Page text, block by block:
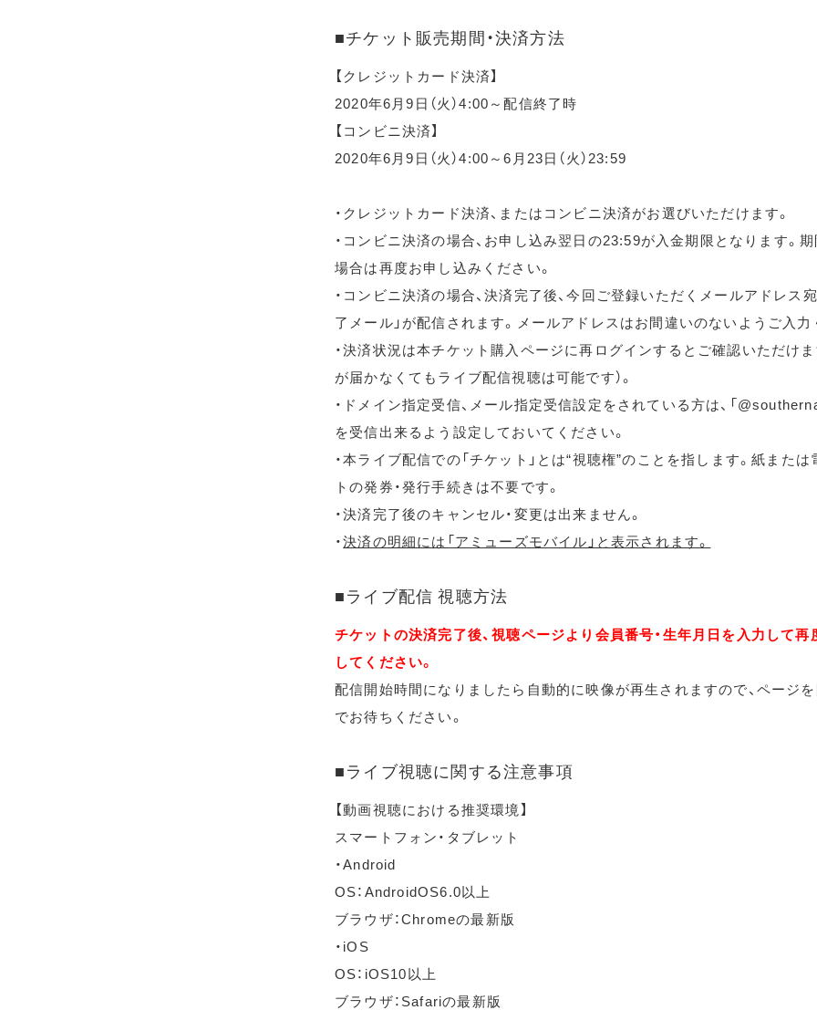
■チケット販売期間・決済方法
【クレジットカード決済】
2020年6月9日（火）4:00～配信終了時
【コンビニ決済】
2020年6月9日（火）4:00～6月23日（火）23:59
・クレジットカード決済、またはコンビニ決済がお選びいただけます。
・コンビニ決済の場合、お申し込み翌日の23:59が入金期限となります。
場合は再度お申し込みください。
・コンビニ決済の場合、決済完了後、今回ご登録いただくメールアドレス
了メール」が配信されます。メールアドレスはお間違いのないようご入力
・決済状況は本チケット購入ページに再ログインするとご確認いただけま
が届かなくてもライブ配信視聴は可能です）。
・ドメイン指定受信、メール指定受信設定をされている方は、「
を受信出来るよう設定しておいてください。
・本ライブ配信での「チケット」とは“視聴権”のことを指します。紙または
トの発券・発行手続きは不要です。
・決済完了後のキャンセル・変更は出来ません。
・決済の明細には「アミューズモバイル」と表示されます。
■ライブ配信 視聴方法
チケットの決済完了後、視聴ページより会員番号・生年月日を入力して再
してください。
配信開始時間になりましたら自動的に映像が再生されますので、ページ
でお待ちください。
■ライブ視聴に関する注意事項
【動画視聴における推奨環境】
スマートフォン・タブレット
・Android
OS：AndroidOS6.0以上
ブラウザ：Chromeの最新版
・iOS
OS：iOS10以上
ブラウザ：Safariの最新版